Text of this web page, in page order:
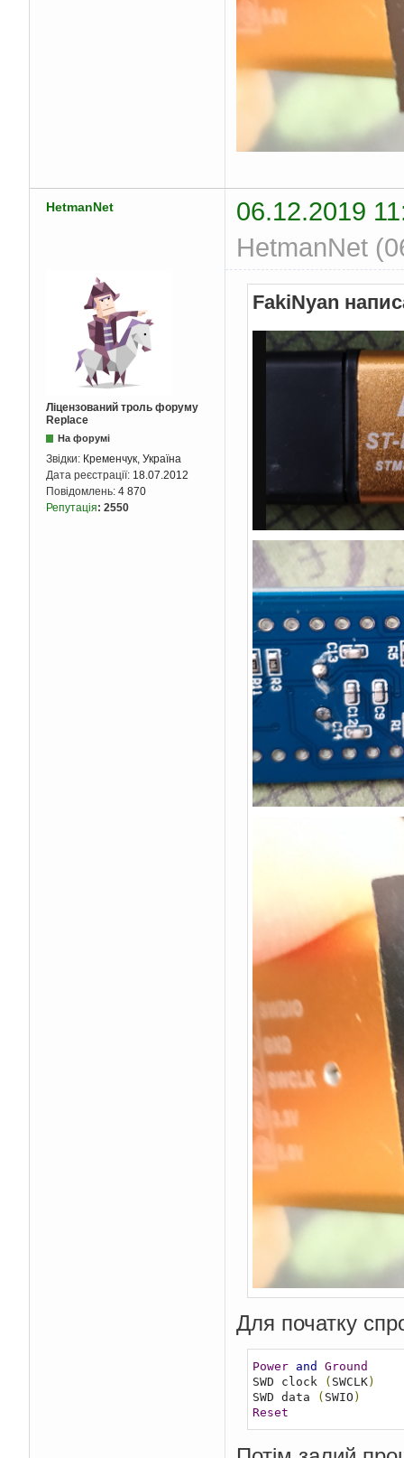
HetmanNet
06.12.2019
HetmanNet
Ліцензований троль форуму
Replace
На форумі
Звідки: Кременчук, Україна
Дата реєстрації: 18.07.2012
Повідомлень: 4 870
Репутація: 2550
FakiNyan
Для початку
Power and
Ground
SWD clock
( SWCLK)
SWD data
( SWIO )
Reset